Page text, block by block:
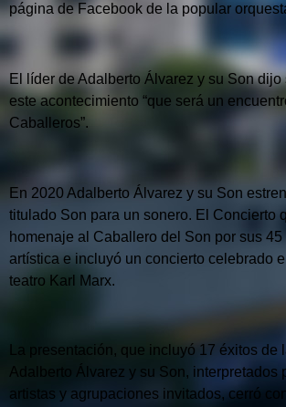
página de Facebook de la popular
El líder de Adalberto Álvarez y su Son
este acontecimiento “que será un
Caballeros”.
En 2020 Adalberto Álvarez y su Son
titulado Son para un sonero. El Concierto
homenaje al Caballero del Son por sus
artística e incluyó un concierto celebrado
teatro Karl Marx.
La presentación, que incluyó 17 éxitos de
Adalberto Álvarez y su Son, interpretados
artistas y agrupaciones invitados, cerró